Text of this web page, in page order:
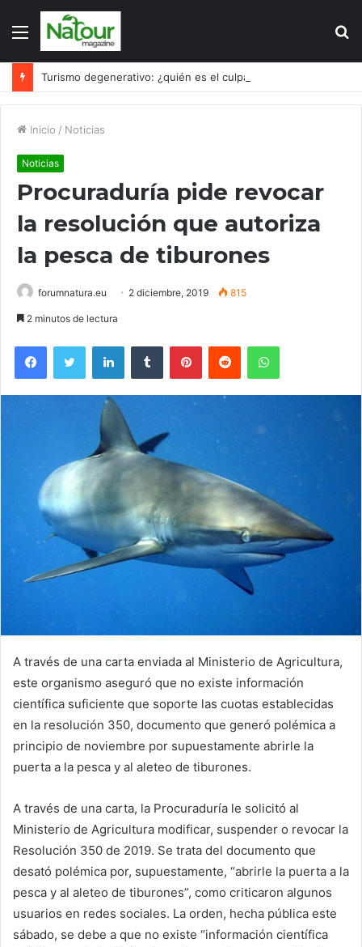
Menú
Inicio / Noticias
Noticias
Procuraduría pide revocar
la resolución que autoriza
la pesca de tiburones
forumnatura.eu 2 diciembre, 2019 815
2 minutos de lectura
FacebookTwitter LinkedInTumblr PinterestReddit WhatsApp
A través de una carta enviada al Ministerio de Agricultura,
este organismo aseguró que no existe información
científica suficiente que soporte las cuotas establecidas
en la resolución 350, documento que generó polémica a
principio de noviembre por supuestamente abrirle la
puerta a la pesca y al aleteo de tiburones.
A través de una carta, la Procuraduría le solicitó al
Ministerio de Agricultura modificar, suspender o revocar la
Resolución 350 de 2019. Se trata del documento que
desató polémica por, supuestamente, “abrirle la puerta a la
pesca y al aleteo de tiburones”, como criticaron algunos
usuarios en redes sociales. La orden, hecha pública este
sábado, se debe a que no existe “información científica